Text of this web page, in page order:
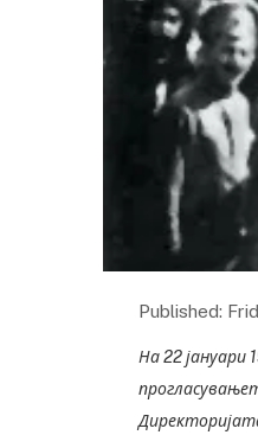
Published:
На 22 јануари